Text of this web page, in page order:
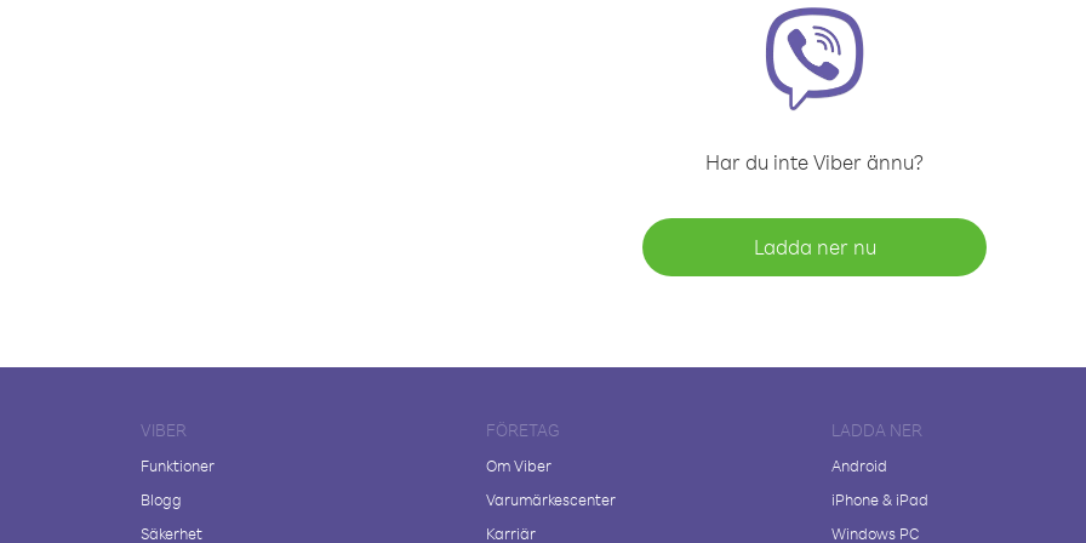
Har du inte Viber ännu?
Ladda ner nu
VIBER
Funktioner
Blogg
Säkerhet
FÖRETAG
Om Viber
Varumärkescenter
Karriär
LADDA NER
Android
iPhone & iPad
Windows PC